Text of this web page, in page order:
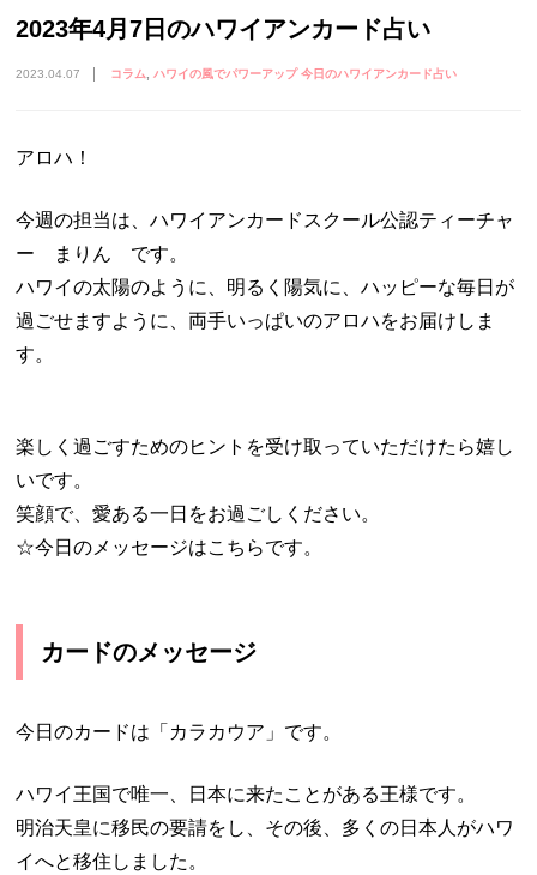
2023年4月7日のハワイアンカード占い
2023.04.07 コラム ハワイの風でパワーアップ 今日のハワイアンカード占い
アロハ！
今週の担当は、ハワイアンカードスクール公認ティーチャ
ー まりん です。
ハワイの太陽のように、明るく陽気に、ハッピーな毎日が
過ごせますように、両手いっぱいのアロハをお届けしま
す。
楽しく過ごすためのヒントを受け取っていただけたら嬉し
いです。
笑顔で、愛ある一日をお過ごしください。
☆今日のメッセージはこちらです。
カードのメッセージ
今日のカードは「カラカウア」です。
ハワイ王国で唯一、日本に来たことがある王様です。
明治天皇に移民の要請をし、その後、多くの日本人がハワ
イへと移住しました。